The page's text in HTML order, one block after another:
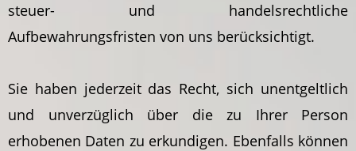
steuer- und handelsrechtliche
Aufbewahrungsfristen von uns berücksichtigt.
Sie haben jederzeit das Recht, sich unentgeltlich
und unverzüglich über die zu Ihrer Person
erhobenen Daten zu erkundigen. Ebenfalls können